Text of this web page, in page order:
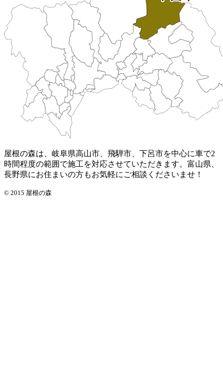
屋根の森は、岐阜県高山市、飛騨市、下呂市を中心に車で2
時間程度の範囲で施工を対応させていただきます。富山県、
長野県にお住まいの方もお気軽にご相談くださいませ！
© 2015 屋根の森